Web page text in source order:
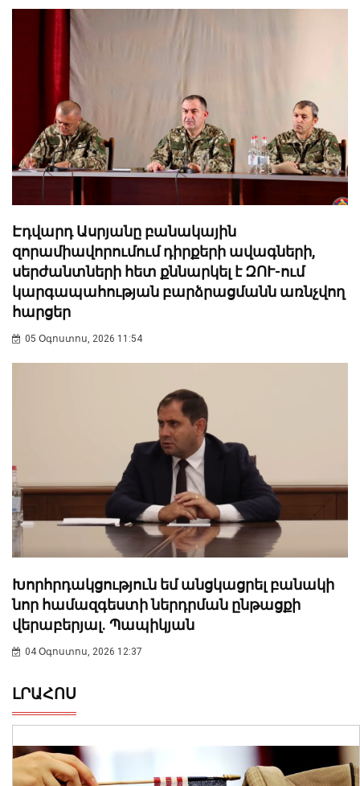
Էդվարդ Ասրյանը բանակային
զորամիավորումում դիրքերի ավագների,
սերժանտների հետ քննարկել է ԶՈՒ-ում
կարգապահության բարձրացմանն առնչվող
հարցեր
05 Օգոստոս, 2026 11:54
Խորհրդակցություն եմ անցկացրել բանակի
նոր համազգեստի ներդրման ընթացքի
վերաբերյալ. Պապիկյան
04 Օգոստոս, 2026 12:37
ԼՐԱՀՈՍ